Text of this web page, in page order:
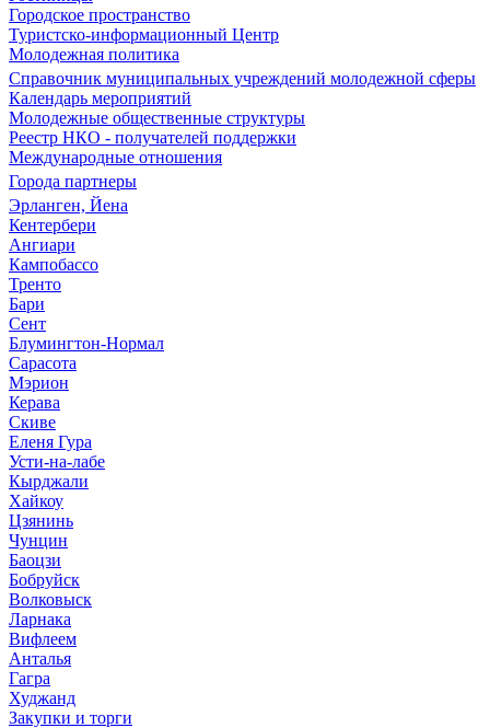
Городское пространство
Туристско-информационный Центр
Молодежная политика
Справочник муниципальных учреждений молодежной сферы
Календарь мероприятий
Молодежные общественные структуры
Реестр НКО - получателей поддержки
Международные отношения
Города партнеры
Эрланген, Йена
Кентербери
Ангиари
Кампобассо
Тренто
Бари
Сент
Блумингтон-Нормал
Сарасота
Мэрион
Керава
Скиве
Еленя Гура
Усти-на-лабе
Кырджали
Хайкоу
Цзянинь
Чунцин
Баоцзи
Бобруйск
Волковыск
Ларнака
Вифлеем
Анталья
Гагра
Худжанд
Закупки и торги